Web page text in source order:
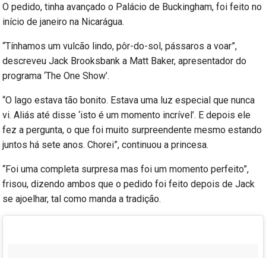
O pedido, tinha avançado o Palácio de Buckingham, foi feito no
início de janeiro na Nicarágua.
“Tínhamos um vulcão lindo, pôr-do-sol, pássaros a voar”,
descreveu Jack Brooksbank a Matt Baker, apresentador do
programa ‘The One Show’.
“O lago estava tão bonito. Estava uma luz especial que nunca
vi. Aliás até disse ‘isto é um momento incrível’. E depois ele
fez a pergunta, o que foi muito surpreendente mesmo estando
juntos há sete anos. Chorei”, continuou a princesa.
“Foi uma completa surpresa mas foi um momento perfeito”,
frisou, dizendo ambos que o pedido foi feito depois de Jack
se ajoelhar, tal como manda a tradição.